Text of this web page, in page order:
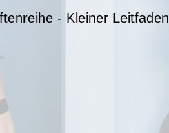
- Kleiner Leitfaden